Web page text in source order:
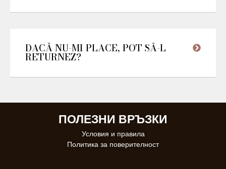
DACĂ NU-MI PLACE, POT SĂ-L
RETURNEZ?
ПОЛЕЗНИ ВРЪЗКИ
Условия и правила
Политика за поверителност